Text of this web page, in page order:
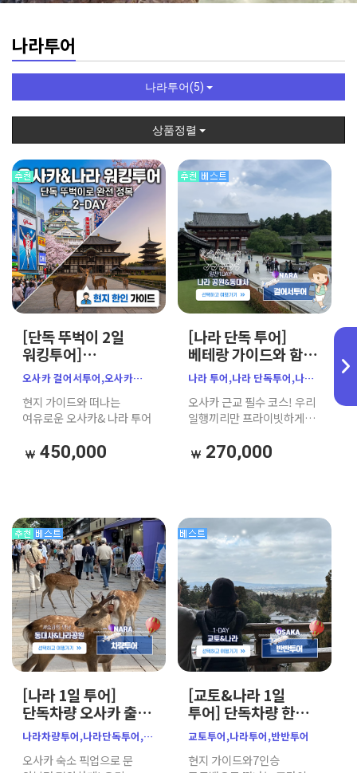
나라투어
나라투어(5)
상품정렬
[단독 뚜벅이 2일
워킹투어]
오사카1day &
나라1day 완전 정복
현지 한인 가이드
(주유패스 활용)
오사카 걸어서투어,오사카
오사카 뚜벅이,오사카워킹투어
현지 가이드와 떠나는
여유로운 오사카& 나라 투어
450,000
[나라 단독 투어]
베테랑 가이드와 함께
걷는 나라공원 사슴
+동대사+이월당 1-
DAY 투어
나라 투어,나라 단독투어,나라
나라공원 사슴,동대사,
도다이지,이월당,나라 1일
자유여행,일본 나라 여행,
오사카 근교 필수 코스! 우리
일행끼리만 프라이빗하게
워킹 투어입니다. 거대한
불상이 있는 동대사
나라공원까지 베테랑
가이드의 깊이 있는 해설과
함께 걸어보세요.
270,000
[나라 1일 투어]
단독차량 오사카 출발
｜사슴공원·동대사·
호류지｜한인
공식가이드
나라차량투어,나라단독투어,
오사카출발나라,나라사슴공원,
오사카 숙소 픽업으로 문
[교토&나라 1일
투어] 단독차량 한인
공식가이드｜청수사
·여우신사 ·나라공원
｜오사카 출발
교토투어,나라투어,반반투어
현지 가이드와7인승